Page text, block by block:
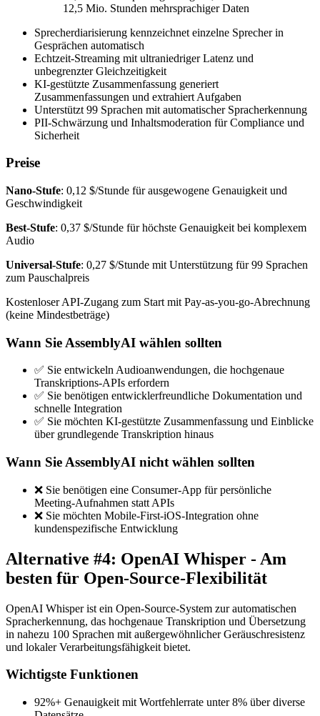
12,5 Mio. Stunden mehrsprachiger Daten
Sprecherdiarisierung kennzeichnet einzelne Sprecher in
Gesprächen automatisch
Echtzeit-Streaming mit ultraniedriger Latenz und
unbegrenzter Gleichzeitigkeit
KI-gestützte Zusammenfassung generiert
Zusammenfassungen und extrahiert Aufgaben
Unterstützt 99 Sprachen mit automatischer Spracherkennung
PII-Schwärzung und Inhaltsmoderation für Compliance und
Sicherheit
Preise
Nano-Stufe: 0,12 $/Stunde für ausgewogene Genauigkeit und
Geschwindigkeit
Best-Stufe: 0,37 $/Stunde für höchste Genauigkeit bei komplexem
Audio
Universal-Stufe: 0,27 $/Stunde mit Unterstützung für 99 Sprachen
zum Pauschalpreis
Kostenloser API-Zugang zum Start mit Pay-as-you-go-Abrechnung
(keine Mindestbeträge)
Wann Sie AssemblyAI wählen sollten
✅ Sie entwickeln Audioanwendungen, die hochgenaue
Transkriptions-APIs erfordern
✅ Sie benötigen entwicklerfreundliche Dokumentation und
schnelle Integration
✅ Sie möchten KI-gestützte Zusammenfassung und Einblicke
über grundlegende Transkription hinaus
Wann Sie AssemblyAI nicht wählen sollten
❌ Sie benötigen eine Consumer-App für persönliche
Meeting-Aufnahmen statt APIs
❌ Sie möchten Mobile-First-iOS-Integration ohne
kundenspezifische Entwicklung
Alternative #4: OpenAI Whisper - Am
besten für Open-Source-Flexibilität
OpenAI Whisper ist ein Open-Source-System zur automatischen
Spracherkennung, das hochgenaue Transkription und Übersetzung
in nahezu 100 Sprachen mit außergewöhnlicher Geräuschresistenz
und lokaler Verarbeitungsfähigkeit bietet.
Wichtigste Funktionen
92%+ Genauigkeit mit Wortfehlerrate unter 8% über diverse